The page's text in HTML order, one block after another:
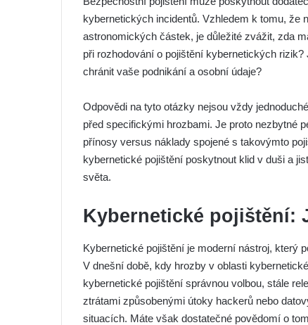
kybernetických incidentů. Vzhledem k tomu, že
astronomických částek, je důležité zvážit, zda
při rozhodování o pojištění kybernetických
chránit vaše podnikání a osobní údaje?
Odpovědi na tyto otázky nejsou vždy
před specifickými hrozbami. Je proto nezbytné
přínosy versus náklady spojené s takovýmto
kybernetické pojištění poskytnout klid v duši a
světa.
Kybernetické pojištění:
Kybernetické pojištění je moderní nástroj, který
V dnešní době, kdy hrozby v oblasti
kybernetické pojištění správnou volbou, stále
ztrátami způsobenými útoky hackerů nebo
situacích. Máte však dostatečné povědomí o